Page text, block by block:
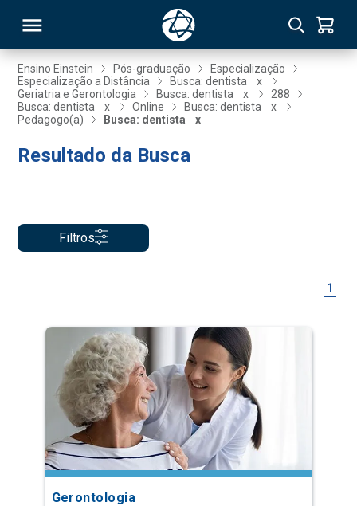
Ensino Einstein Pós-graduação
Especialização
Especialização a Distância
Busca: dentista
x
Geriatria e Gerontologia
Busca: dentista x
288
Busca: dentista
x Online Busca: dentista
x
Pedagogo(a)
Busca: dentista x
Resultado da Busca
Filtros
1
Gerontologia